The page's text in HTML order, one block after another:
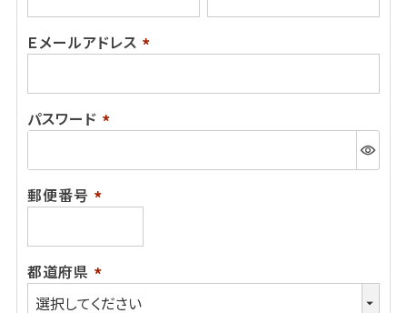
須)
Ｅメールアドレス
須)
パスワード
須)
郵便番号
須)
都道府県
(必